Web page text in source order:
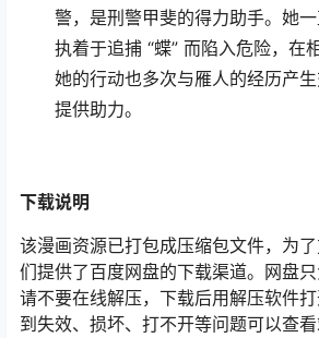
警，是刑警甲斐的得力助手。她
执着于追捕 “蝶” 而陷入危险，在
她的行动也多次与雁人的经历产
提供助力。
下载说明
该漫画资源已打包成压缩包文件，为
们提供了百度网盘的下载渠道。网盘只
请不要在线解压，下载后用解压软件
到失效、损坏、打不开等问题可以查